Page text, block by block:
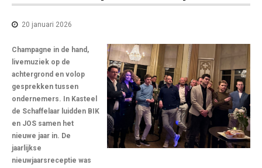
20 januari 2026
Champagne in de hand,
livemuziek op de
achtergrond en volop
gesprekken tussen
ondernemers. In Kasteel
de Schaffelaar luidden BIK
en JOS samen het
nieuwe jaar in. De
jaarlijkse
nieuwjaarsreceptie was